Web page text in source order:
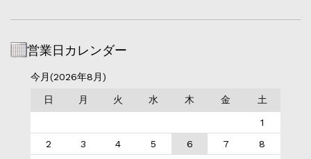
営業日カレンダー
今月(2026年8月)
日 月 火 水 木 金 土
1
2
3 4 5 6 7
8